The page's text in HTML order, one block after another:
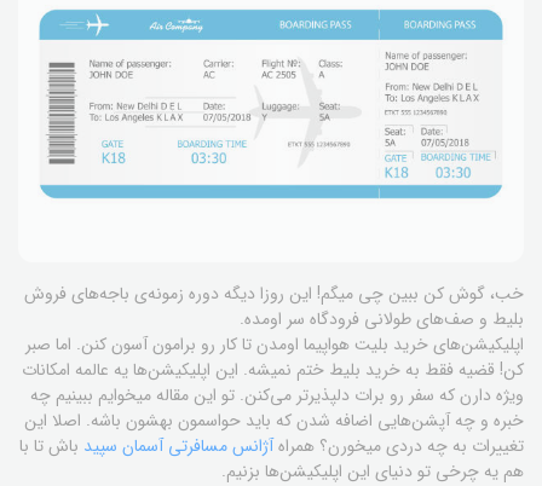
خب، گوش کن ببین چی میگم! این روزا دیگه دوره زمونه‌ی باجه‌های فروش
بلیط و صف‌های طولانی فرودگاه سر اومده.
اپلیکیشن‌های خرید بلیت هواپیما اومدن تا کار رو برامون آسون کنن. اما صبر
کن! قضیه فقط به خرید بلیط ختم نمیشه. این اپلیکیشن‌ها یه عالمه امکانات
ویژه دارن که سفر رو برات دلپذیرتر می‌کنن. تو این مقاله میخوایم ببینیم چه
خبره و چه آپشن‌هایی اضافه شدن که باید حواسمون بهشون باشه. اصلا این
تغییرات به چه دردی میخورن؟ همراهآژانس مسافرتی آسمان سپید باش تا با
هم یه چرخی تو دنیای این اپلیکیشن‌ها بزنیم.